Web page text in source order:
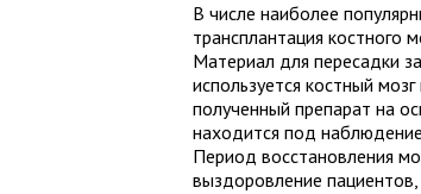
В числе наиболее
трансплантация костного
Материал для пересадки
используется костный
полученный препарат на
находится под
Период восстановления
выздоровление